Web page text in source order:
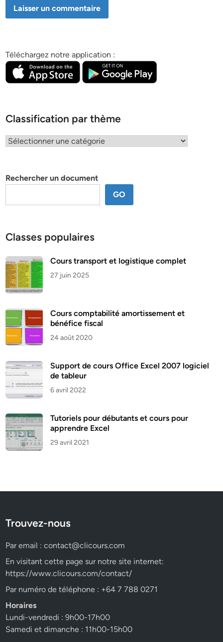
Téléchargez notre application :
Classification par thème
Classification
Rechercher un document
GO
Classes populaires
Cours transport et logistique complet
27 juin 2025
Cours comptabilité amortissement et
bénéfice fiscal
24 août 2020
Support de cours Office Excel 2007 logiciel
de tableur
6 avril 2022
Tutoriels pour débutants et cours pour
apprendre Excel
29 avril 2021
Trouvez-nous
Par email :contact@clicours.com
En visitant cette page sur notre site internet:
https://www.clicours.com/contact/
Par numéro de téléphone : +64 7 788 0271
Horaires
Lundi-vendredi : 9h00-17h00
Samedi et dimanche : 11h00-15h00